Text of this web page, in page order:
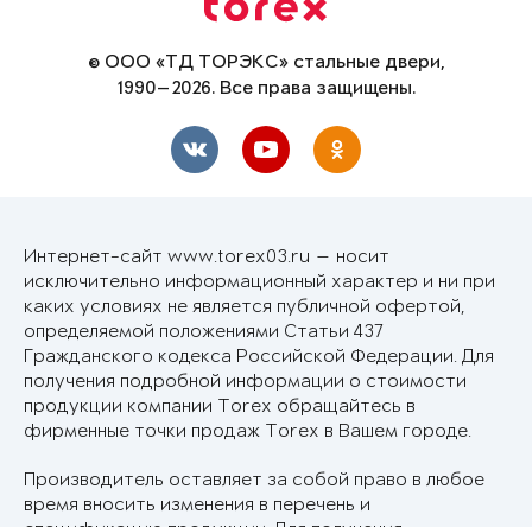
© ООО «ТД ТОРЭКС» стальные двери,
1990—2026. Все права защищены.
Интернет-сайт www.torex03.ru — носит
исключительно информационный характер и ни при
каких условиях не является публичной офертой,
определяемой положениями Статьи 437
Гражданского кодекса Российской Федерации. Для
получения подробной информации о стоимости
продукции компании Torex обращайтесь в
фирменные точки продаж Torex в Вашем городе.
Производитель оставляет за собой право в любое
время вносить изменения в перечень и